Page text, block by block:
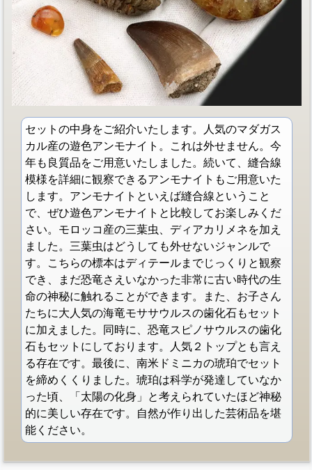
セットの中身をご紹介いたします。人気のマダガス
カル産の遊色アンモナイト。これは外せません。今
年も良質品をご用意いたしました。続いて、縫合線
模様を詳細に観察できるアンモナイトもご用意いた
します。アンモナイトといえば縫合線ということ
で、ぜひ遊色アンモナイトと比較してお楽しみくだ
さい。モロッコ産の三葉虫、ディアカリメネを加え
ました。三葉虫はどうしても外せないジャンルで
す。こちらの標本はディテールまでじっくりと観察
でき、まだ恐竜さえいなかった非常に古い時代の生
命の神秘に触れることができます。また、お子さん
たちに大人気の海竜モササウルスの歯化石もセット
に加えました。同時に、恐竜スピノサウルスの歯化
石もセットにしております。人気２トップとも言え
る存在です。最後に、南米ドミニカの琥珀でセット
を締めくくりました。琥珀は科学が発達していなか
った頃、「太陽の化身」と考えられていたほど神秘
的に美しい存在です。自然が作り出した芸術品を堪
能ください。